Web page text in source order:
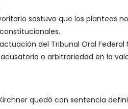
sostuvo que los planteos
del Tribunal Oral
o arbitrariedad en la
quedó con sentencia